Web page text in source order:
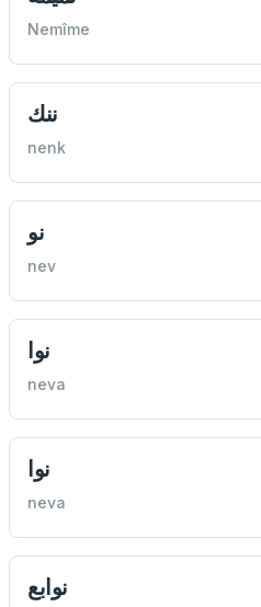
Nemîme
ننك
nenk
نو
nev
نوا
neva
نوا
neva
نوابع